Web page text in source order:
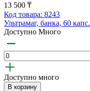
13 500 ₸
Код товара: 8243
Ультрамаг, банка, 60 капс.
Доступно Много
Доступно много
В корзину